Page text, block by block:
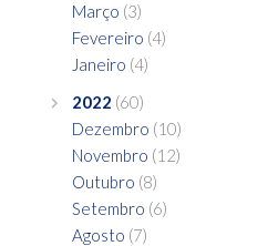
Março (3)
Fevereiro (4)
Janeiro (4)
2022 (60)
Dezembro (10)
Novembro (12)
Outubro (8)
Setembro (6)
Agosto (7)